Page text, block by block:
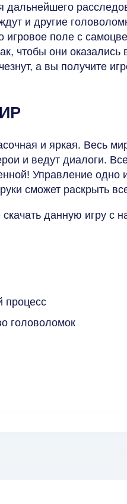
дальнейшего
и другие
игровое поле с
чтобы они
а вы получите
и яркая. Весь
и ведут диалоги.
Управление
сможет раскрыть
данную игру с
процесс
головоломок